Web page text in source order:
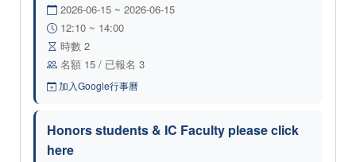
2026-06-15 ~ 2026-06-15
12:10 ~ 14:00
時數 2
名額 15 / 已報名 3
加入Google行事曆
Honors students & IC Faculty please click
here